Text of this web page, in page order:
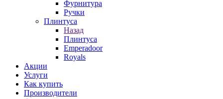
Фурнитура
Ручки
Плинтуса
Назад
Плинтуса
Emperadoor
Royals
Акции
Услуги
Как купить
Производители